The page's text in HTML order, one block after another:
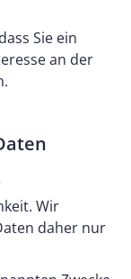
Sie ein
an der
Wir
daher nur